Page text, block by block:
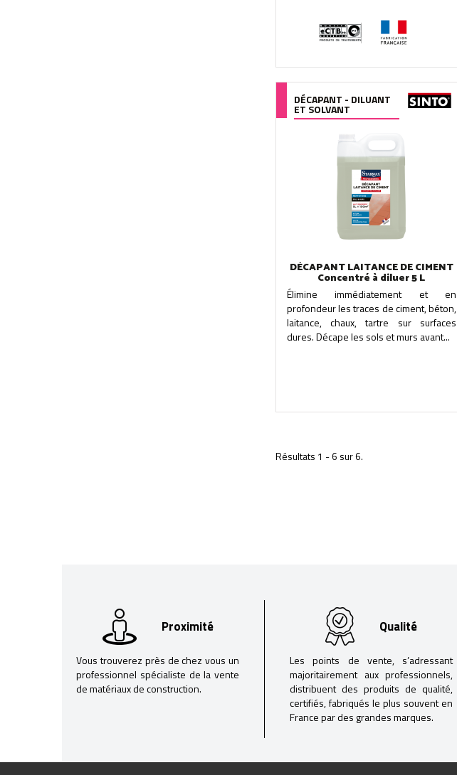
DÉCAPANT - DILUANT
ET SOLVANT
DÉCAPANT LAITANCE DE CIMENT
Concentré à diluer 5 L
Élimine immédiatement et en
profondeur les traces de ciment, béton,
laitance, chaux, tartre sur surfaces
dures. Décape les sols et murs avant...
Résultats 1 - 6 sur 6.
Proximité
Vous trouverez près de chez vous un
professionnel spécialiste de la vente
de matériaux de construction.
Qualité
Les points de vente, s’adressant
majoritairement aux professionnels,
distribuent des produits de qualité,
certifiés, fabriqués le plus souvent en
France par des grandes marques.